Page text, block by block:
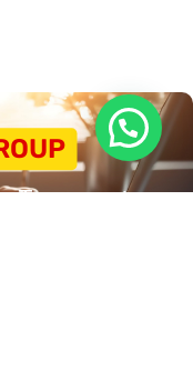
Transporte